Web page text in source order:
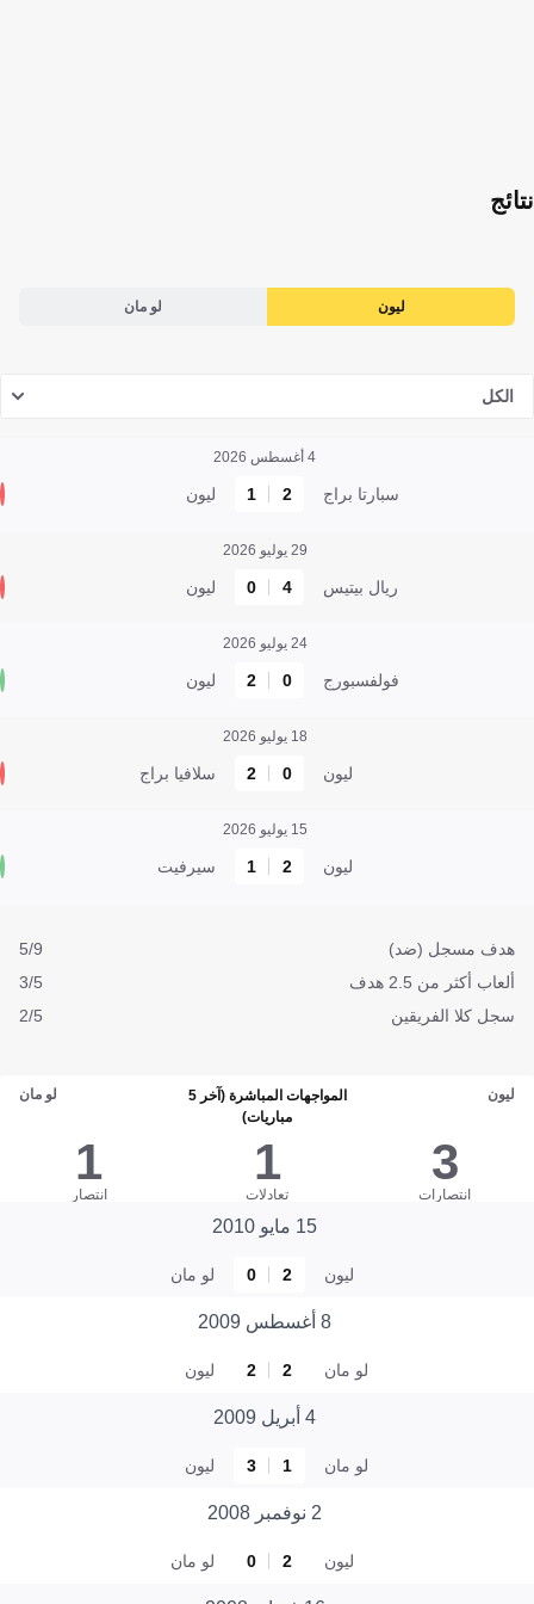
نتائج
ليون لو مان
الكل
4 أغسطس 2026
سبارتا براج 2
1 ليون
29 يوليو 2026
ريال بيتيس 4
0 ليون
24 يوليو 2026
فولفسبورج 0
2 ليون
18 يوليو 2026
ليون 0
2 سلافيا براج
15 يوليو 2026
ليون 2
1 سيرفيت
هدف مسجل (ضد)
5/9
ألعاب أكثر من 2.5 هدف
3/5
سجل كلا الفريقين
2/5
ليون
المواجهات المباشرة (آخر 5
مباريات)
لو مان
3
انتصارات
1
تعادلات
1
انتصار
15 مايو 2010
ليون 2
0 لو مان
8 أغسطس 2009
لو مان 2
2 ليون
4 أبريل 2009
لو مان 1
3 ليون
2 نوفمبر 2008
ليون 2
0 لو مان